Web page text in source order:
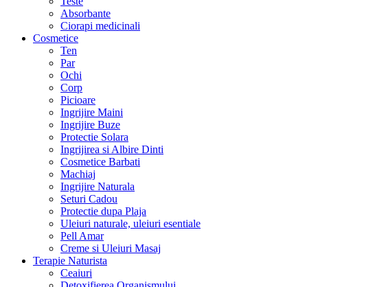
Absorbante
Ciorapi medicinali
Cosmetice
Ten
Par
Ochi
Corp
Picioare
Ingrijire Maini
Ingrijire Buze
Protectie Solara
Ingrijirea si Albire Dinti
Cosmetice Barbati
Machiaj
Ingrijire Naturala
Seturi Cadou
Protectie dupa Plaja
Uleiuri naturale, uleiuri esentiale
Pell Amar
Creme si Uleiuri Masaj
Terapie Naturista
Ceaiuri